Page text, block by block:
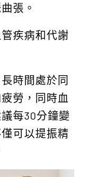
張。
疾病和代謝
時間處於同
勞，同時血
每30分鐘變
可以提振精